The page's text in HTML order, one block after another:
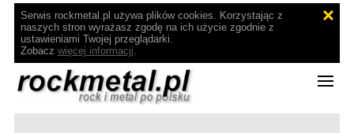
Serwis rockmetal.pl używa plików cookies. Korzystając z
naszych stron wyrażasz zgodę na ich użycie zgodnie z
ustawieniami Twojej przeglądarki.
Zobacz więcej informacji.